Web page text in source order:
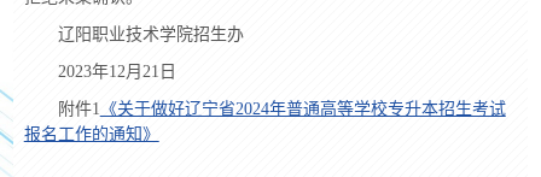
辽阳职业技术学院招生办
2023年12月21日
附件1 《关于做好辽宁省2024年普通高等学校专升本招生考试
报名工作的通知》